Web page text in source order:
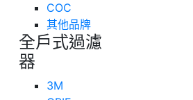
COC
其他品牌
全戶式過濾
器
3M